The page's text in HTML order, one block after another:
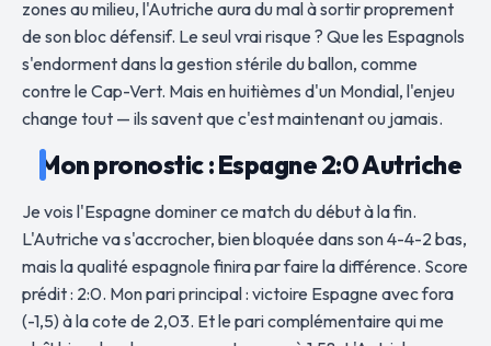
zones au milieu, l'Autriche aura du mal à sortir proprement
de son bloc défensif. Le seul vrai risque ? Que les Espagnols
s'endorment dans la gestion stérile du ballon, comme
contre le Cap-Vert. Mais en huitièmes d'un Mondial, l'enjeu
change tout — ils savent que c'est maintenant ou jamais.
Mon pronostic : Espagne 2:0 Autriche
Je vois l'Espagne dominer ce match du début à la fin.
L'Autriche va s'accrocher, bien bloquée dans son 4-4-2 bas,
mais la qualité espagnole finira par faire la différence. Score
prédit : 2:0. Mon pari principal : victoire Espagne avec fora
(-1,5) à la cote de 2,03. Et le pari complémentaire qui me